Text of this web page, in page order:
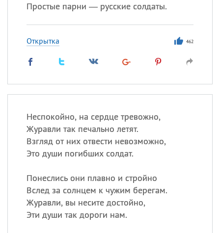
Простые парни — русские солдаты.
Открытка 462
Неспокойно, на сердце тревожно,
Журавли так печально летят.
Взгляд от них отвести невозможно,
Это души погибших солдат.
Понеслись они плавно и стройно
Вслед за солнцем к чужим берегам.
Журавли, вы несите достойно,
Эти души так дороги нам.